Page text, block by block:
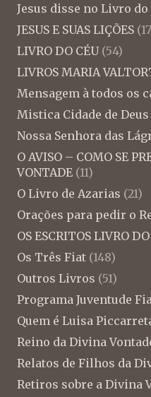
Jesus disse no Livro do
JESUS E SUAS LIÇÕES
LIVRO DO CÉU (54)
LIVROS MARIA
Mensagem à todos os
Mistica Cidade de Deus
Nossa Senhora das
O AVISO – COMO SE
VONTADE (11)
O Livro de Azarias (21)
Orações para pedir o
OS ESCRITOS LIVRO
Os Três Fiat (148)
Outros Livros (51)
Programa Juventude
Quem é Luisa
Reino da Divina
Relatos de Filhos da
Retiros sobre a Divina